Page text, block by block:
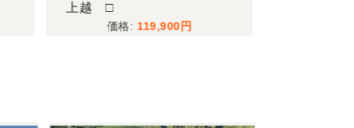
上越 □
119,900